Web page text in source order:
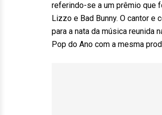
referindo-se a um prêmio que
Lizzo e Bad Bunny. O cantor e
para a nata da música reunida
Pop do Ano com a mesma